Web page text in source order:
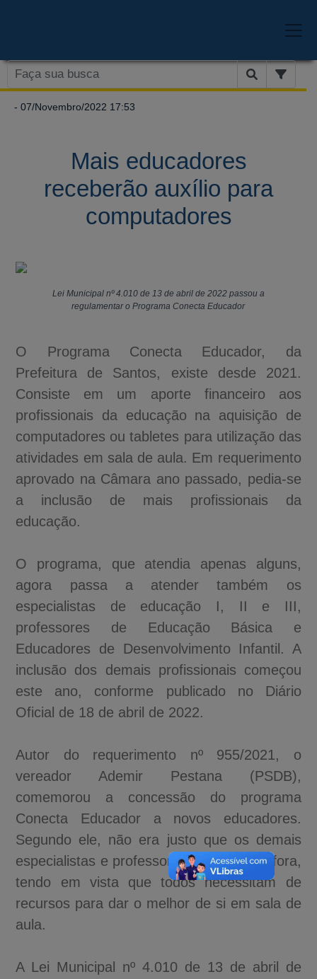
- 07/Novembro/2022 17:53
Mais educadores
receberão auxílio para
computadores
Lei Municipal nº 4.010 de 13 de abril de 2022 passou a
regulamentar o Programa Conecta Educador
O Programa Conecta Educador, da
Prefeitura de Santos, existe desde 2021.
Consiste em um aporte financeiro aos
profissionais da educação na aquisição de
computadores ou tabletes para utilização das
atividades em sala de aula. Em requerimento
aprovado na Câmara ano passado, pedia-se
a inclusão de mais profissionais da
educação.
O programa, que atendia apenas alguns,
agora passa a atender também os
especialistas de educação I, II e III,
professores de Educação Básica e
Educadores de Desenvolvimento Infantil. A
inclusão dos demais profissionais começou
este ano, conforme publicado no Diário
Oficial de 18 de abril de 2022.
Autor do requerimento nº 955/2021, o
vereador Ademir Pestana (PSDB),
comemorou a concessão do programa
Conecta Educador a novos educadores.
Segundo ele, não era justo que os demais
especialistas e professores ficassem de fora,
tendo em vista que todos necessitam de
recursos para dar o melhor de si em sala de
aula.
A Lei Municipal nº 4.010 de 13 de abril de